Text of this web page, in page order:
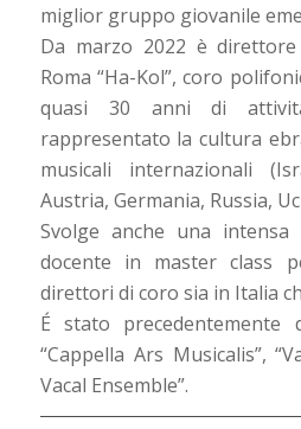
miglior gruppo giovanile
Da marzo 2022 è
Roma “Ha-Kol”, coro
quasi 30 anni di
rappresentato la cultura
musicali internazionali
Austria, Germania, Russia,
Svolge anche una
docente in master class
direttori di coro sia in Italia
É stato precedentemente
“Cappella Ars Musicalis”,
Vacal Ensemble”.